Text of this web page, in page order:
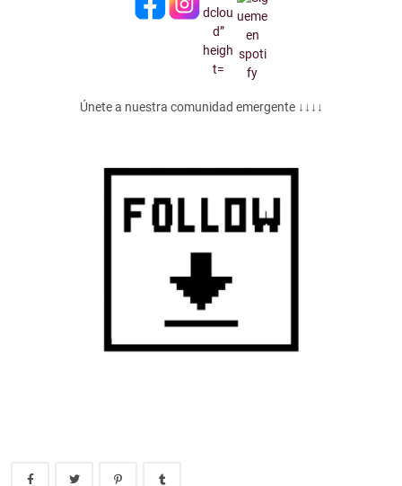
Únete a nuestra comunidad emergente ↓↓↓↓